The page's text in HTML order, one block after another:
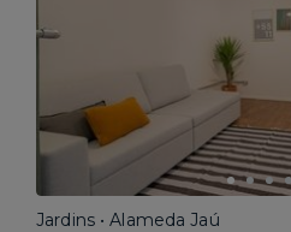
Jardins • Alameda Jaú